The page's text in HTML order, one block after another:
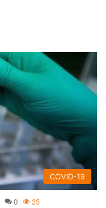
COVID-19
0 25